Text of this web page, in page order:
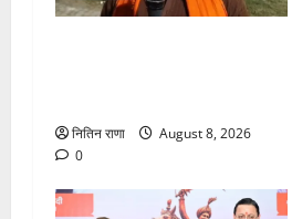
नितिन राणा
August 8, 2026
0